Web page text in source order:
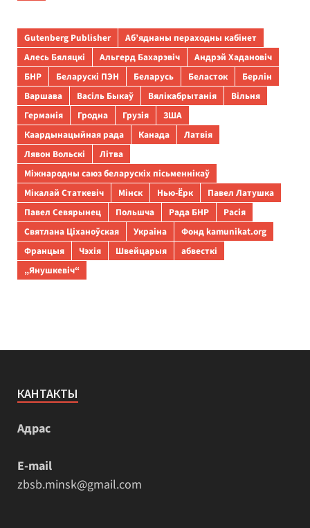
Gutenberg Publisher
Аб’яднаны пераходны кабінет
Алесь Бяляцкі
Альгерд Бахарэвіч
Андрэй Хадановіч
БНР
Беларускі ПЭН Беларусь Беласток
Берлін
Варшава
Васіль Быкаў Вялікабрытанія
Вільня
Германія
Гродна Грузія
ЗША
Каардынацыйная рада
Канада
Латвія
Лявон Вольскі
Літва
Міжнародны саюз беларускіх пісьменнікаў
Мікалай Статкевіч
Мінск Нью-Ёрк
Павел Латушка
Павел Севярынец
Польшча Рада БНР
Расія
Святлана Ціханоўская
Украіна
Фонд kamunikat.org
Францыя
Чэхія Швейцарыя
абвесткі
„Янушкевіч“
КАНТАКТЫ
Адрас
E-mail
zbsb.minsk@gmail.com